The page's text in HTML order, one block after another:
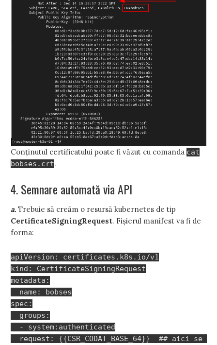
Conținutul certificatului poate fi văzut cu comanda cat
bobses.crt.
4. Semnare automată via API
a. Trebuie să creăm o resursă kubernetes de tip
CertificateSigningRequest. Fișierul manifest va fi de
forma:
apiVersion: certificates.k8s.io/v1
kind: CertificateSigningRequest
metadata:
spec: